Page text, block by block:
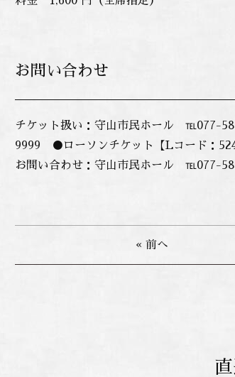
お問い合わせ
チケット扱い：守山市民ホール ℡077-
9999 ●ローソンチケット【Lコード：
お問い合わせ：守山市民ホール ℡077-
« 前へ